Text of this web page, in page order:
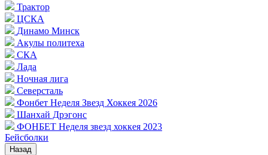
Трактор
ЦСКА
Динамо Минск
Акулы политеха
СКА
Лада
Ночная лига
Северсталь
Фонбет Неделя Звезд Хоккея 2026
Шанхай Дрэгонс
ФОНБЕТ Неделя звезд хоккея 2023
Бейсболки
Назад